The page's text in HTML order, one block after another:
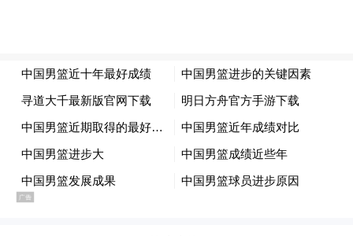
10.3个，和伊朗男篮并列第二少（最少的是
菲律宾，场均10.2个）。
“特别声明：以上作品内容(包括在内的视频、图片或音
频)为凤凰网旗下自媒体平台“大风号”用户上传并发
布，本平台仅提供信息存储空间服务。